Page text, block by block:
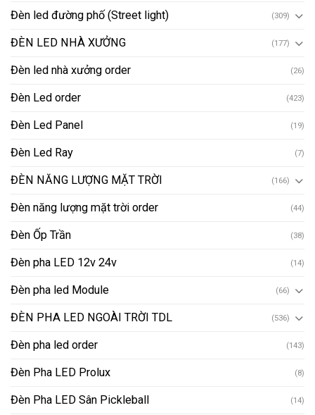
Đèn led đường phố (Street light) (309)
ĐÈN LED NHÀ XƯỞNG (177)
Đèn led nhà xưởng order (26)
Đèn Led order (423)
Đèn Led Panel (19)
Đèn Led Ray (7)
ĐÈN NĂNG LƯỢNG MẶT TRỜI (166)
Đèn năng lượng mặt trời order (44)
Đèn Ốp Trần (38)
Đèn pha LED 12v 24v (14)
Đèn pha led Module (66)
ĐÈN PHA LED NGOÀI TRỜI TDL (536)
Đèn pha led order (143)
Đèn Pha LED Prolux (8)
Đèn Pha LED Sân Pickleball (14)